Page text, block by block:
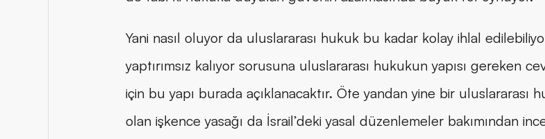
Yani nasıl oluyor da uluslararası hukuk bu kadar kolay ihlal
yaptırımsız kalıyor sorusuna uluslararası hukukun yapısı gereken
için bu yapı burada açıklanacaktır. Öte yandan yine bir uluslararası
olan işkence yasağı da İsrail’deki yasal düzenlemeler bakımından